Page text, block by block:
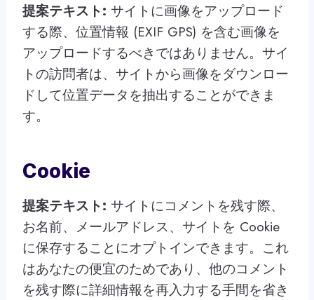
提案テキスト: サイトに画像をアップロード
する際、位置情報 (EXIF GPS) を含む画像を
アップロードするべきではありません。サイ
トの訪問者は、サイトから画像をダウンロー
ドして位置データを抽出することができま
す。
Cookie
提案テキスト: サイトにコメントを残す際、
お名前、メールアドレス、サイトを Cookie
に保存することにオプトインできます。これ
はあなたの便宜のためであり、他のコメント
を残す際に詳細情報を再入力する手間を省き